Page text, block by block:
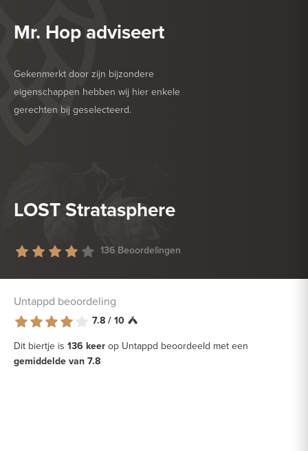
Mr. Hop adviseert
Gekenmerkt door zijn bijzondere
eigenschappen hebben wij hier enkele
gerechten bij geselecteerd.
HEERLIJK BIJ
LOST Stratasphere
136 Beoordelingen
Untappd beoordeling
7.8 / 10
Dit biertje is 136 keer op Untappd beoordeeld met een
gemiddelde van 7.8